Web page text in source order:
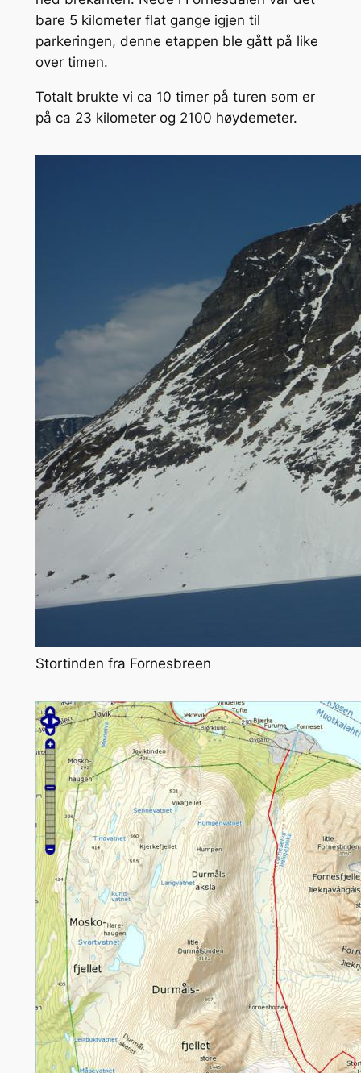
bare 5 kilometer flat gange igjen til
parkeringen, denne etappen ble gått på like
over timen.
Totalt brukte vi ca 10 timer på turen som er
på ca 23 kilometer og 2100 høydemeter.
Stortinden fra Fornesbreen